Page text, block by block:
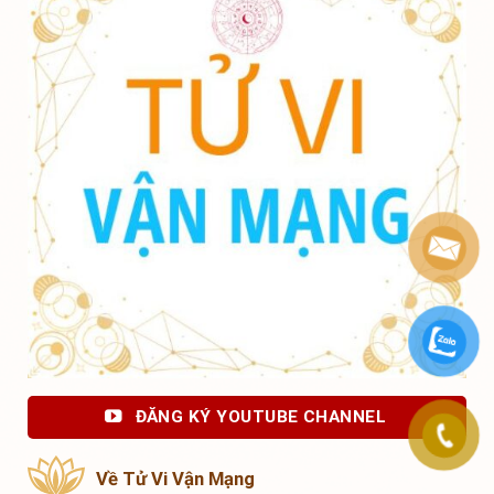
ĐĂNG KÝ YOUTUBE CHANNEL
Về Tử Vi Vận Mạng